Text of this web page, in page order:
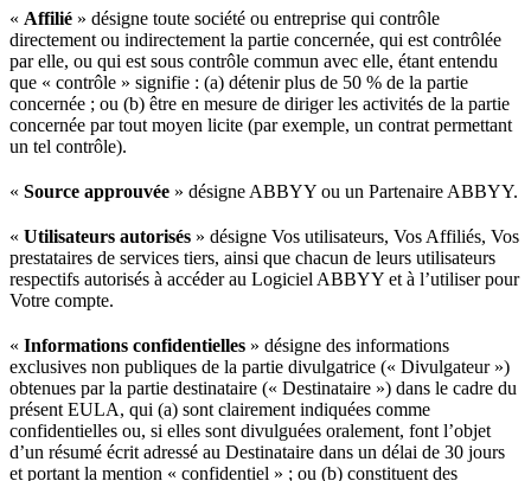
« Affilié » désigne toute société ou entreprise qui contrôle
directement ou indirectement la partie concernée, qui est contrôlée
par elle, ou qui est sous contrôle commun avec elle, étant entendu
que « contrôle » signifie : (a) détenir plus de 50 % de la partie
concernée ; ou (b) être en mesure de diriger les activités de la partie
concernée par tout moyen licite (par exemple, un contrat permettant
un tel contrôle).
« Source approuvée » désigne ABBYY ou un Partenaire ABBYY.
« Utilisateurs autorisés » désigne Vos utilisateurs, Vos Affiliés, Vos
prestataires de services tiers, ainsi que chacun de leurs utilisateurs
respectifs autorisés à accéder au Logiciel ABBYY et à l’utiliser pour
Votre compte.
« Informations confidentielles » désigne des informations
exclusives non publiques de la partie divulgatrice (« Divulgateur »)
obtenues par la partie destinataire (« Destinataire ») dans le cadre du
présent EULA, qui (a) sont clairement indiquées comme
confidentielles ou, si elles sont divulguées oralement, font l’objet
d’un résumé écrit adressé au Destinataire dans un délai de 30 jours
et portant la mention « confidentiel » ; ou (b) constituent des